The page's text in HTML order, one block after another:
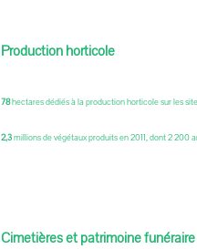
Production horticole
78hectares dédiés à la production horticole sur les
2,3millions de végétaux produits en 2011, dont 2
Cimetières et patrimoine funéraire